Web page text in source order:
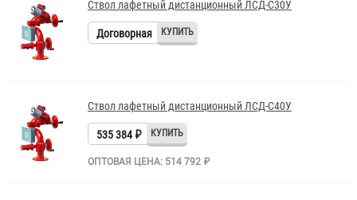
Ствол лафетный дистанционный ЛСД-С30У
Договорная
Ствол лафетный дистанционный ЛСД-С40У
535 384 ₽
ОПТОВАЯ ЦЕНА: 514 792 ₽